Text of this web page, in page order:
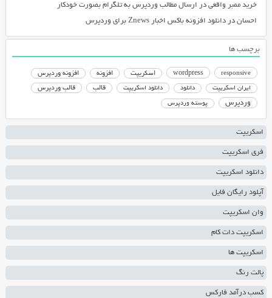
خرید ممبر واقعیدر ارسال مطالب وردپرس به تلگرام بصورت خودکار
احساندر دانلود افزونه باکس اخبار Znews برای وردپرس
برچسب ها
responsive
wordpress اسکریپت افزونه افزونه وردپرس
ایران اسکریپت دانلود دانلود اسکریپت قالب قالب وردپرس
وردپرس پوسته وردپرس
اسکریپت
فری اسکریپت
دانلود اسکریپت
آپلود رایگان فایل
وان اسکریپت
اسکریپت دات کام
اسکریپت ها
پالت رنگ
کسب درآمد فارکس